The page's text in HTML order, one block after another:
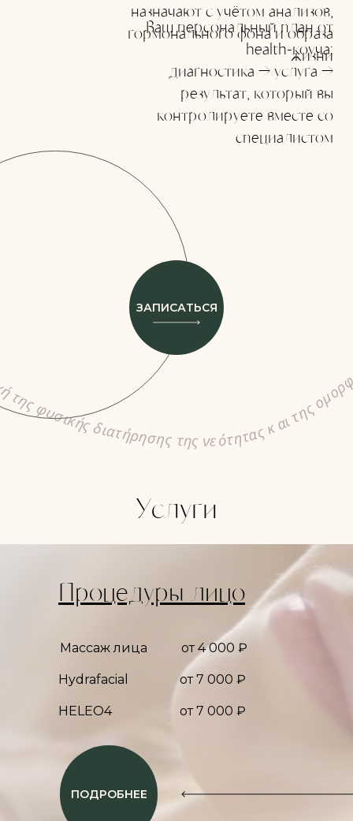
назначают с учётом анализов,
гормонального фона и образа
жизни
Ваш персональный план от
health-коуча:
диагностика → услуга →
результат, который вы
контролируете вместе со
специалистом
ЗАПИСАТЬСЯ
Услуги
Процедуры лицо
ПОДРОБНЕЕ
Массаж лица от 4 000 ₽
Hydrafacial от 7 000 ₽
HELEO4 от 7 000 ₽